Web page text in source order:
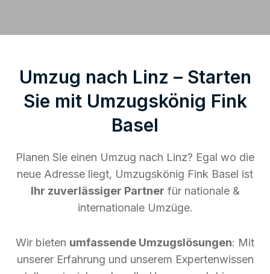
Umzug nach Linz – Starten
Sie mit Umzugskönig Fink
Basel
Planen Sie einen Umzug nach Linz? Egal wo die
neue Adresse liegt, Umzugskönig Fink Basel ist
Ihr zuverlässiger Partner für nationale &
internationale Umzüge.
Wir bieten umfassende Umzugslösungen: Mit
unserer Erfahrung und unserem Expertenwissen